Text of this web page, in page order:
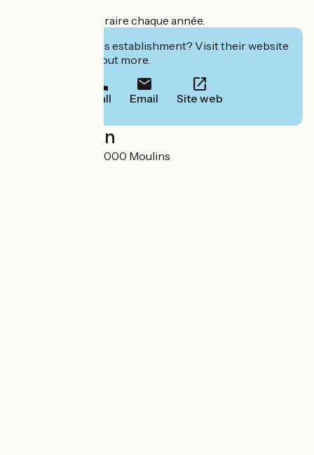
Exposition temporaire chaque année.
Interested in this establishment? Visit their website
to book or find out more.
Call Email Site web
Localisation
26 rue Voltaire 03000 Moulins